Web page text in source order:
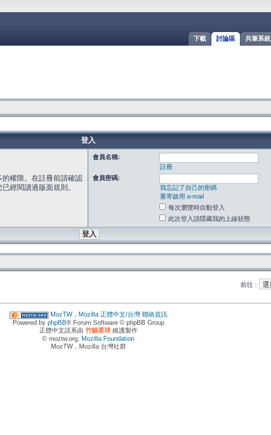
共筆系統
討論區
下載
登入
權限。在註冊前請確認
經閱讀過版面規則。
會員名稱:
註冊
會員密碼:
我忘記了自己的密碼
重寄啟用 e-mail
每次瀏覽時自動登入
此次登入請隱藏我的上線狀態
前往 :
MozTW，Mozilla 正體中文/台灣 聯絡資訊
Powered by phpBB® Forum Software © phpBB Group
正體中文語系由 竹貓星球維護製作
© moztw.org, Mozilla Foundation
MozTW，Mozilla 台灣社群